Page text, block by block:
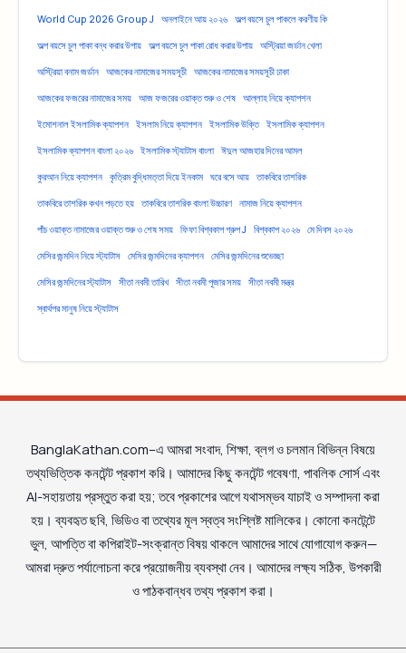
World Cup 2026 Group J অনলাইনে আয় ২০২৬ অল্প বয়সে চুল পাকলে করণীয় কি
অল্প বয়সে চুল পাকা বন্ধ করার উপায় অল্প বয়সে চুল পাকা রোধ করার উপায় অস্ট্রিয়া জর্ডান খেলা
অস্ট্রিয়া বনাম জর্ডান আজকের নামাজের সময়সূচী আজকের নামাজের সময়সূচী ঢাকা
আজকের ফজরের নামাজের সময় আজ ফজরের ওয়াক্ত শুরু ও শেষ আল্লাহ নিয়ে ক্যাপশন
ইমোশনাল ইসলামিক ক্যাপশন ইসলাম নিয়ে ক্যাপশন ইসলামিক উক্তি ইসলামিক ক্যাপশন
ইসলামিক ক্যাপশন বাংলা ২০২৬ ইসলামিক স্ট্যাটাস বাংলা ঈদুল আজহার দিনের আমল
কুরআন নিয়ে ক্যাপশন কৃত্রিম বুদ্ধিমত্তা দিয়ে ইনকাম ঘরে বসে আয় তাকবিরে তাশরিক
তাকবিরে তাশরিক কখন পড়তে হয় তাকবিরে তাশরিক বাংলা উচ্চারণ নামাজ নিয়ে ক্যাপশন
পাঁচ ওয়াক্ত নামাজের ওয়াক্ত শুরু ও শেষ সময় ফিফা বিশ্বকাপ গ্রুপ J বিশ্বকাপ ২০২৬ মে দিবস ২০২৬
মেসির জন্মদিন নিয়ে স্ট্যাটাস মেসির জন্মদিনের ক্যাপশন মেসির জন্মদিনের শুভেচ্ছা
মেসির জন্মদিনের স্ট্যাটাস সীতা নবমী তারিখ সীতা নবমী পূজার সময় সীতা নবমী মন্ত্র
স্বার্থপর মানুষ নিয়ে স্ট্যাটাস
BanglaKathan.com–এ আমরা সংবাদ, শিক্ষা, ব্লগ ও চলমান বিভিন্ন বিষয়ে
তথ্যভিত্তিক কনটেন্ট প্রকাশ করি। আমাদের কিছু কনটেন্ট গবেষণা, পাবলিক সোর্স এবং
AI-সহায়তায় প্রস্তুত করা হয়; তবে প্রকাশের আগে যথাসম্ভব যাচাই ও সম্পাদনা করা
হয়। ব্যবহৃত ছবি, ভিডিও বা তথ্যের মূল স্বত্ব সংশ্লিষ্ট মালিকের। কোনো কনটেন্টে
ভুল, আপত্তি বা কপিরাইট-সংক্রান্ত বিষয় থাকলে আমাদের সাথে যোগাযোগ করুন—
আমরা দ্রুত পর্যালোচনা করে প্রয়োজনীয় ব্যবস্থা নেব। আমাদের লক্ষ্য সঠিক, উপকারী
ও পাঠকবান্ধব তথ্য প্রকাশ করা।